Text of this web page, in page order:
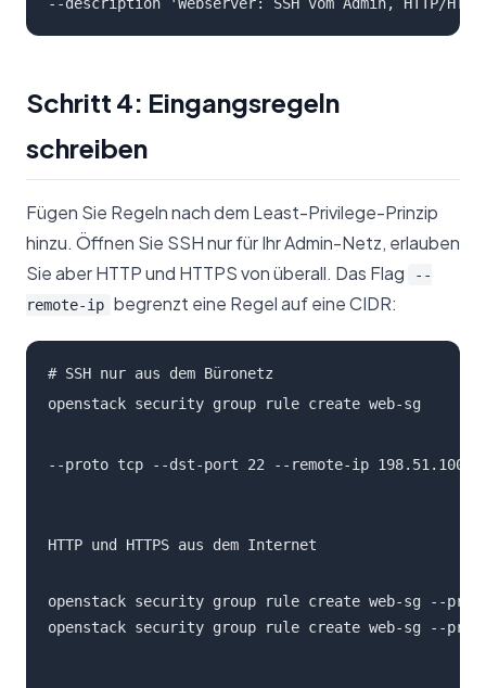
Schritt 4: Eingangsregeln
schreiben
Fügen Sie Regeln nach dem Least-Privilege-Prinzip
hinzu. Öffnen Sie SSH nur für Ihr Admin-Netz, erlauben
Sie aber HTTP und HTTPS von überall. Das Flag
--
remote-ip begrenzt eine Regel auf eine CIDR:
# SSH nur aus dem Büronetz
openstack security group rule create web-sg
--proto tcp --dst-port 22 --remote-ip
HTTP und HTTPS aus dem Internet
openstack security group rule create web-sg --
openstack security group rule create web-sg --